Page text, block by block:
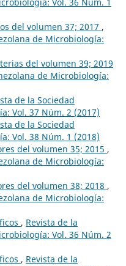
Vol. 36 Núm. 1
del volumen 37; 2017 ,
de Microbiología:
del volumen 39; 2019
de Microbiología:
de la Sociedad
Vol. 37 Núm. 2 (2017)
de la Sociedad
Vol. 38 Núm. 1 (2018)
del volumen 35; 2015 ,
de Microbiología:
del volumen 38; 2018 ,
de Microbiología:
, Revista de la
Vol. 36 Núm. 2
, Revista de la